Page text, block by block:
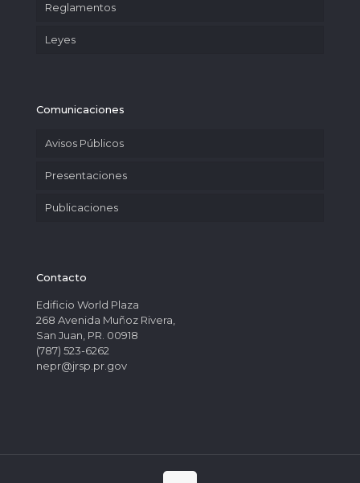
Reglamentos
Leyes
Comunicaciones
Avisos Públicos
Presentaciones
Publicaciones
Contacto
Edificio World Plaza
268 Avenida Muñoz Rivera,
San Juan, PR. 00918
(787) 523-6262
nepr@jrsp.pr.gov